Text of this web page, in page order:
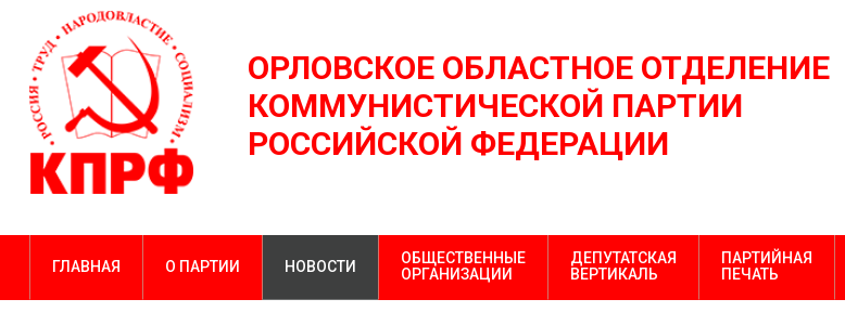
ОРЛОВСКОЕ ОБЛАСТНОЕ ОТДЕЛЕНИЕ
КОММУНИСТИЧЕСКОЙ ПАРТИИ
РОССИЙСКОЙ ФЕДЕРАЦИИ
ГЛАВНАЯ О ПАРТИИ НОВОСТИ
ОБЩЕСТВЕННЫЕ
ОРГАНИЗАЦИИ
ДЕПУТАТСКАЯ
ВЕРТИКАЛЬ
ПАРТИЙНАЯ
ПЕЧАТЬ